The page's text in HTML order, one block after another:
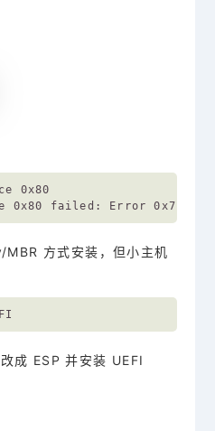
0x80
方式安装，但小主机
改成 ESP 并安装 UEFI